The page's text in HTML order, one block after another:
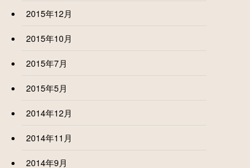
2015年12月
2015年10月
2015年7月
2015年5月
2014年12月
2014年11月
2014年9月